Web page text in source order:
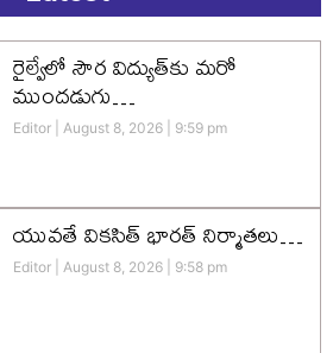
రైల్వేలో సౌర విద్యుత్‌కు మరో
ముందడుగు…
Editor August 8, 2026 9:59 pm
యువతే వికసిత్‌ భారత్‌ నిర్మాతలు…
Editor August 8, 2026 9:58 pm